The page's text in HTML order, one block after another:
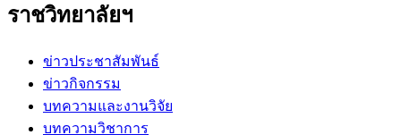
ราชวิทยาลัยฯ
ข่าวประชาสัมพันธ์
ข่าวกิจกรรม
บทความและงานวิจัย
บทความวิชาการ